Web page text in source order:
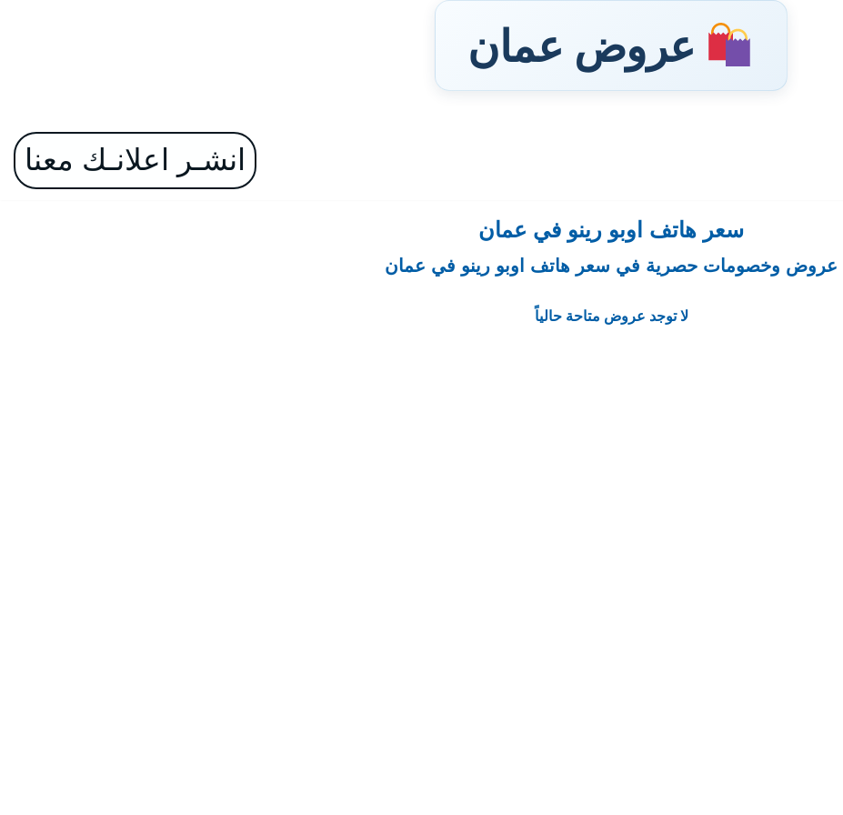
عروض عمان
انشـر اعلانـك معنا
سعر هاتف اوبو رينو في عمان
عروض وخصومات حصرية في سعر هاتف اوبو رينو في عمان
لا توجد عروض متاحة حالياً